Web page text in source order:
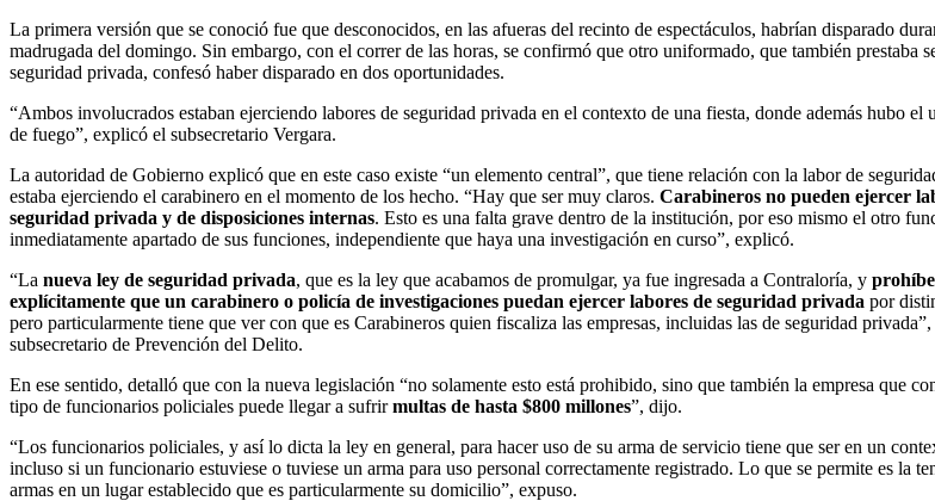
La primera versión que se conoció fue que desconocidos, en las afueras del recinto de espectáculos, habrían disparado
madrugada del domingo. Sin embargo, con el correr de las horas, se confirmó que otro uniformado, que también prestaba
seguridad privada, confesó haber disparado en dos oportunidades.
“Ambos involucrados estaban ejerciendo labores de seguridad privada en el contexto de una fiesta, donde además hubo el
de fuego”, explicó el subsecretario Vergara.
La autoridad de Gobierno explicó que en este caso existe “un elemento central”, que tiene relación con la labor de
estaba ejerciendo el carabinero en el momento de los hecho. “Hay que ser muy claros. Carabineros no pueden ejercer
seguridad privada y de disposiciones internas. Esto es una falta grave dentro de la institución, por eso mismo el otro
inmediatamente apartado de sus funciones, independiente que haya una investigación en curso”, explicó.
“La nueva ley de seguridad privada, que es la ley que acabamos de promulgar, ya fue ingresada a Contraloría, y prohíbe
explícitamente que un carabinero o policía de investigaciones puedan ejercer labores de seguridad privada por
pero particularmente tiene que ver con que es Carabineros quien fiscaliza las empresas, incluidas las de seguridad
subsecretario de Prevención del Delito.
En ese sentido, detalló que con la nueva legislación “no solamente esto está prohibido, sino que también la empresa que
tipo de funcionarios policiales puede llegar a sufrirmultas de hasta $800 millones”, dijo.
“Los funcionarios policiales, y así lo dicta la ley en general, para hacer uso de su arma de servicio tiene que ser en un
incluso si un funcionario estuviese o tuviese un arma para uso personal correctamente registrado. Lo que se permite es la
armas en un lugar establecido que es particularmente su domicilio”, expuso.